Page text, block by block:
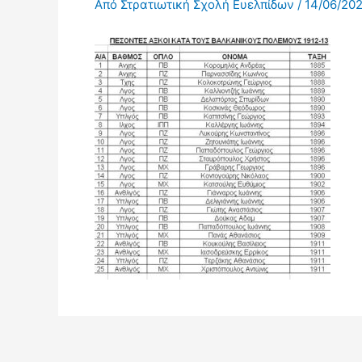
Από Στρατιωτική Σχολή Ευελπίδων / 14/06/